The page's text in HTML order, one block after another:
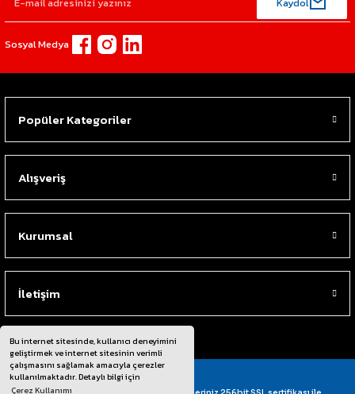
Bu internet sitesinde, kullanıcı deneyimini
geliştirmek ve internet sitesinin verimli
çalışmasını sağlamak amacıyla çerezler
kullanılmaktadır. Detaylı bilgi için
Çerez Kullanımı
Sosyal Medya
Popüler Kategoriler
Alışveriş
Kurumsal
İletişim